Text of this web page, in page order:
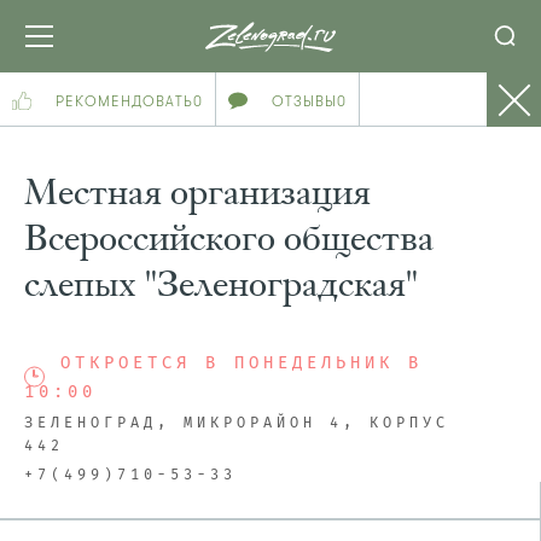
РЕКОМЕНДОВАТЬ0 ОТЗЫВЫ0
Местная организация
Всероссийского общества
слепых "Зеленоградская"
ОТКРОЕТСЯ В ПОНЕДЕЛЬНИК В
10:00
ЗЕЛЕНОГРАД, МИКРОРАЙОН 4, КОРПУС
442
+7(499)710-53-33